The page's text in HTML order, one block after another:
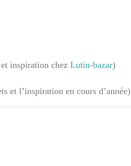
inspiration chez Lutin-bazar)
et l’inspiration en cours